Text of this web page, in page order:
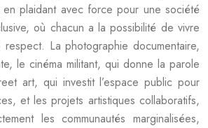
en plaidant avec force pour une société
où chacun a la possibilité de vivre
La photographie documentaire,
le cinéma militant, qui donne la parole
art, qui investit l’espace public pour
et les projets artistiques collaboratifs,
les communautés marginalisées,